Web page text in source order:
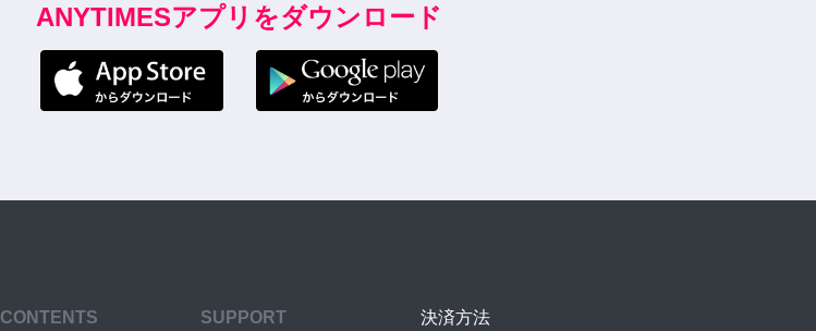
ANYTIMESアプリをダウンロード
CONTENTS SUPPORT 決済方法